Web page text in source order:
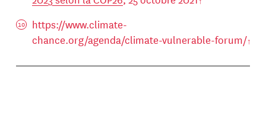
https://www.climate-
chance.org/agenda/climate-vulnerable-forum/